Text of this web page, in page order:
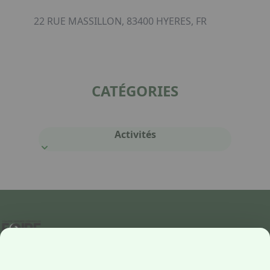
22 RUE MASSILLON, 83400 HYERES, FR
CATÉGORIES
Activités